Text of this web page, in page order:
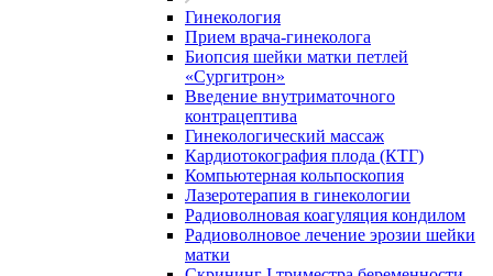
Гинекология
Прием врача-гинеколога
Биопсия шейки матки петлей
«Сургитрон»
Введение внутриматочного
контрацептива
Гинекологический массаж
Кардиотокография плода (КТГ)
Компьютерная кольпоскопия
Лазеротерапия в гинекологии
Радиоволновая коагуляция кондилом
Радиоволновое лечение эрозии шейки
матки